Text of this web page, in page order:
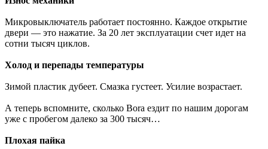
Микровыключатель работает постоянно. Каждое открытие
двери — это нажатие. За 20 лет эксплуатации счет идет на
сотни тысяч циклов.
Холод и перепады температуры
Зимой пластик дубеет. Смазка густеет. Усилие возрастает.
А теперь вспомните, сколько Bora ездит по нашим дорогам
уже с пробегом далеко за 300 тысяч…
Плохая пайка